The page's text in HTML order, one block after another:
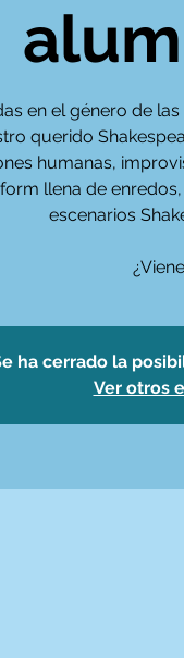
en el género de
querido
humanas,
llena de
escenarios
ha cerrado la
Ver otros